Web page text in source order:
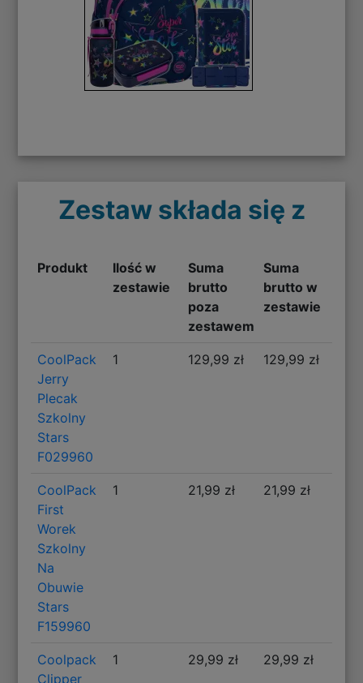
Zestaw składa się z
Produkt
Ilość w
zestawie
Suma
brutto
poza
zestawem
Suma
brutto w
zestawie
CoolPack
Jerry
Plecak
Szkolny
Stars
F029960
1 129,99 zł 129,99 zł
CoolPack
First
Worek
Szkolny
Na
Obuwie
Stars
F159960
1 21,99 zł 21,99 zł
Coolpack
Clipper
1 29,99 zł 29,99 zł